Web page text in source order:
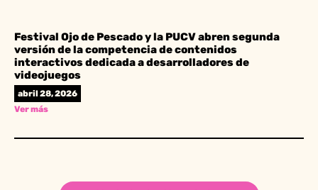
Festival Ojo de Pescado y la PUCV abren segunda
versión de la competencia de contenidos
interactivos dedicada a desarrolladores de
videojuegos
abril 28, 2026
Ver más